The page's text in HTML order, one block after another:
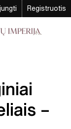
Registruotis
–